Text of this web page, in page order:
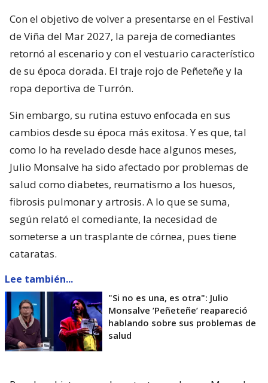
Con el objetivo de volver a presentarse en el Festival
de Viña del Mar 2027, la pareja de comediantes
retornó al escenario y con el vestuario característico
de su época dorada. El traje rojo de Peñeteñe y la
ropa deportiva de Turrón.
Sin embargo, su rutina estuvo enfocada en sus
cambios desde su época más exitosa. Y es que, tal
como lo ha revelado desde hace algunos meses,
Julio Monsalve ha sido afectado por problemas de
salud como diabetes, reumatismo a los huesos,
fibrosis pulmonar y artrosis. A lo que se suma,
según relató el comediante, la necesidad de
someterse a un trasplante de córnea, pues tiene
cataratas.
Lee también...
"Si no es una, es otra": Julio
Monsalve ’Peñeteñe’ reapareció
hablando sobre sus problemas de
salud